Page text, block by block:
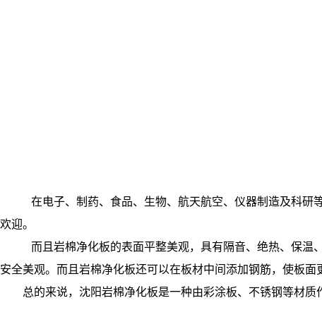
在电子、制药、食品、生物、航天航空、仪器制造及科研
欢迎。
而且岩棉净化板的表面平整美观，具有隔音、绝热、保温
安全美观。而且岩棉净化板还可以在板材中间添加钢筋，使板面
总的来说，沈阳岩棉净化板是一种由彩涂板、不锈钢等材